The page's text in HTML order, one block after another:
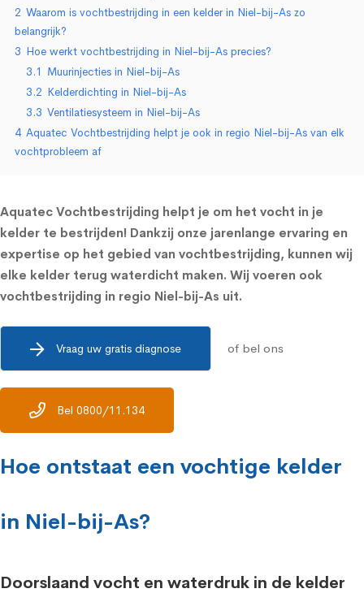
2 Waarom is vochtbestrijding in een kelder in Niel-bij-As zo
belangrijk?
3 Hoe werkt vochtbestrijding in Niel-bij-As precies?
3.1 Muurinjecties in Niel-bij-As
3.2 Kelderdichting in Niel-bij-As
3.3 Ventilatiesysteem in Niel-bij-As
4 Aquatec Vochtbestrijding helpt je ook in regio Niel-bij-As van elk
vochtprobleem af
Aquatec Vochtbestrijding helpt je om het vocht in je
kelder te bestrijden! Dankzij onze jarenlange ervaring en
expertise op het gebied van vochtbestrijding, kunnen wij
elke kelder terug waterdicht maken. Wij voeren ook
vochtbestrijding in regio Niel-bij-As uit.
Vraag uw gratis diagnose of bel ons
Bel 0800/11.134
Hoe ontstaat een vochtige kelder
in Niel-bij-As?
Doorslaand vocht en waterdruk in de kelder